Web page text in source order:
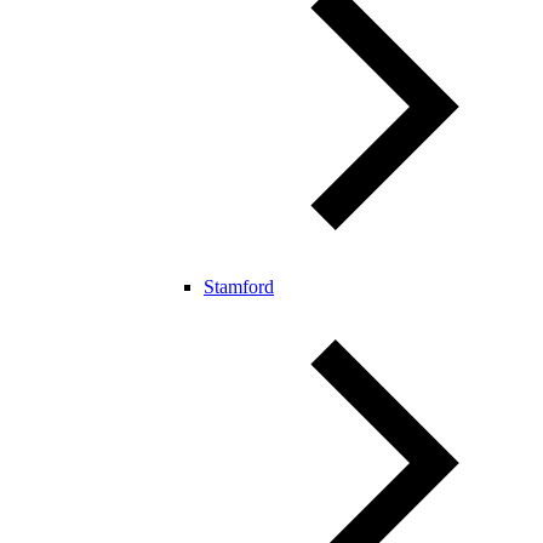
Stamford